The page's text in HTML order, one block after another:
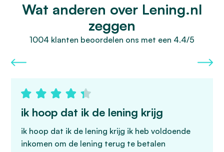
Wat anderen over Lening.nl
zeggen
1004 klanten beoordelen ons met een 4.4/5
ik hoop dat ik de lening krijg
ik hoop dat ik de lening krijg ik heb voldoende
inkomen om de lening terug te betalen